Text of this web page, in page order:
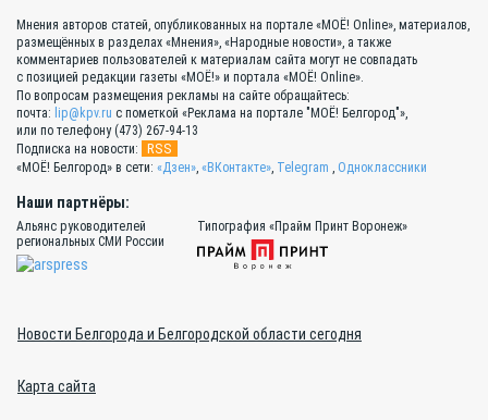
Мнения авторов статей, опубликованных на портале «МОЁ! Online», материалов,
размещённых в разделах «Мнения», «Народные новости», а также
комментариев пользователей к материалам сайта могут не совпадать
с позицией редакции газеты «МОЁ!» и портала «МОЁ! Online».
По вопросам размещения рекламы на сайте обращайтесь:
почта: lip@kpv.ru с пометкой «Реклама на портале "МОЁ! Белгород"»,
или по телефону (473) 267-94-13
Подписка на новости:
RSS
«МОЁ! Белгород» в сети: «Дзен», «ВКонтакте», Telegram , Одноклассники
Наши партнёры:
Альянс руководителей
региональных СМИ России
Типография «Прайм Принт Воронеж»
Новости Белгорода и Белгородской области сегодня
Карта сайта